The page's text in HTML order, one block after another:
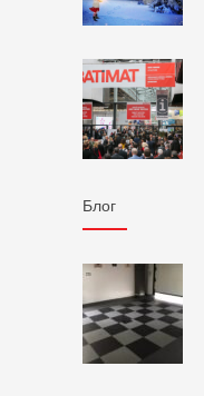
Блог